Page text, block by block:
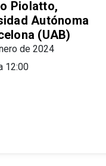
Piolatto,
Autónoma
(UAB)
de 2024
12:00